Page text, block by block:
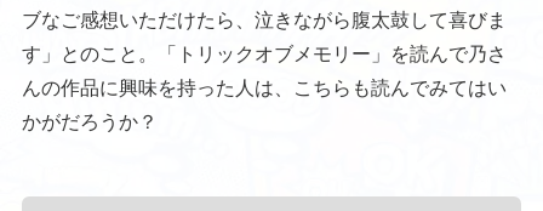
ブなご感想いただけたら、泣きながら腹太鼓して喜びま
す」とのこと。「トリックオブメモリー」を読んで乃さ
んの作品に興味を持った人は、こちらも読んでみてはい
かがだろうか？